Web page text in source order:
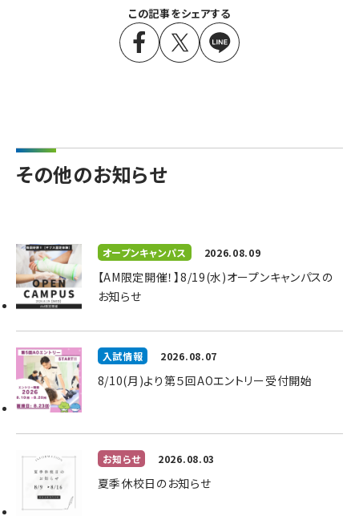
この記事をシェアする
その他のお知らせ
オープンキャンパス 2026.08.09
【AM限定開催！】8/19(水)オープンキャンパスの
お知らせ
入試情報 2026.08.07
8/10(月)より第５回AOエントリー受付開始
お知らせ 2026.08.03
夏季休校日のお知らせ